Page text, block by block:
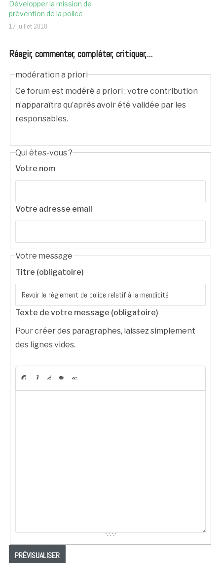
Développer la mission de
prévention de la police
17 juillet 2018
Réagir, commenter, compléter, critiquer,...
modération a priori
Ce forum est modéré a priori : votre contribution
n’apparaîtra qu’après avoir été validée par les
responsables.
Qui êtes-vous ?
Votre nom
Votre adresse email
Votre message
Titre (obligatoire)
Texte de votre message (obligatoire)
Pour créer des paragraphes, laissez simplement
des lignes vides.